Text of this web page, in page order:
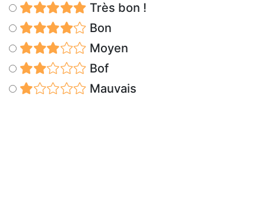
Très bon !
Bon
Moyen
Bof
Mauvais